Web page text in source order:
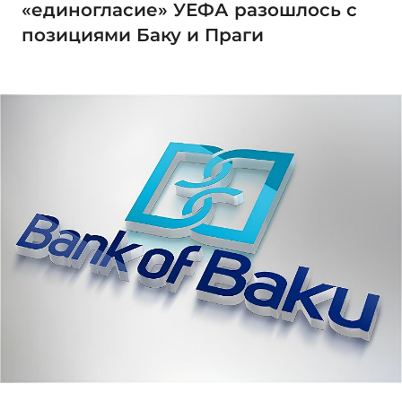
«единогласие» УЕФА разошлось с
позициями Баку и Праги